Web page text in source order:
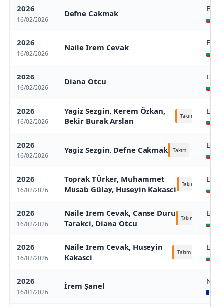
2026
16/02/2026
Defne Cakmak
2026
16/02/2026
Naile Irem Cevak
2026
16/02/2026
Diana Otcu
2026
16/02/2026
Yagiz Sezgin, Kerem Özkan,
Bekir Burak Arslan
Takım
2026
16/02/2026
Yagiz Sezgin, Defne Cakmak Takım
2026
16/02/2026
Toprak TÜrker, Muhammet
Musab Gülay, Huseyin Kakasci
Takım
2026
16/02/2026
Naile Irem Cevak, Canse Duru
Tarakci, Diana Otcu
Takım
2026
16/02/2026
Naile Irem Cevak, Huseyin
Kakasci
Takım
2026
16/01/2026
İrem Şanel